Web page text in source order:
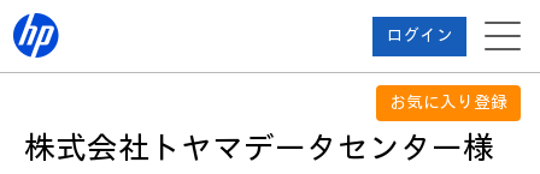
ログイン
お気に入り登録
株式会社トヤマデータセンター様